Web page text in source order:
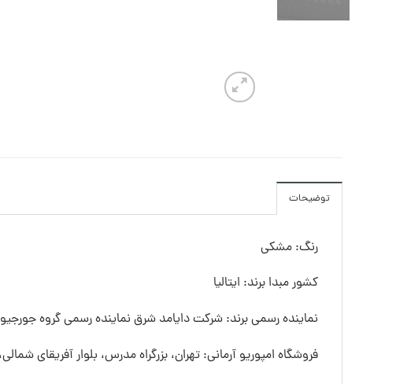
توضیحات
رنگ: مشکی
کشور مبدا برند: ایتالیا
نماینده رسمی برند: شرکت دایامد شرق نماینده رسمی گروه جورجیو
فروشگاه امپوریو آرمانی: تهران، بزرگراه مدرس، بلوار آفریقای